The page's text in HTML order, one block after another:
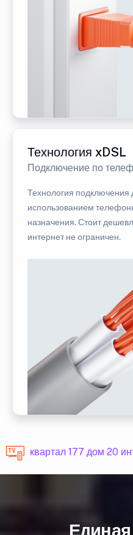
Технология xDSL
Подключение по
Технология подключения
использованием
назначения. Стоит
интернет не ограничен.
квартал 177 дом 20